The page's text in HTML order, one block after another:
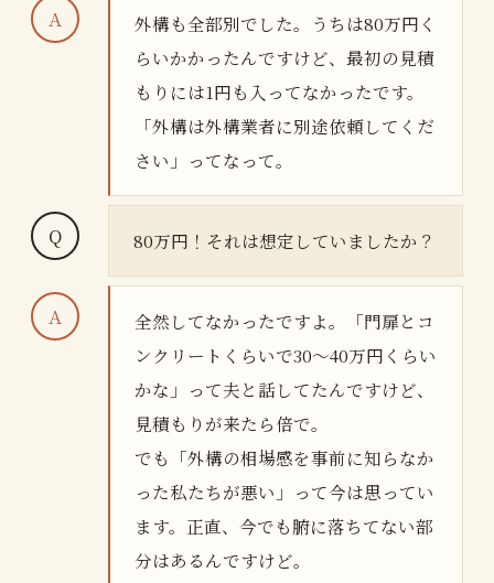
外構も全部別でした。うちは80万円く
らいかかったんですけど、最初の見積
もりには1円も入ってなかったです。
「外構は外構業者に別途依頼してくだ
さい」ってなって。
80万円！それは想定していましたか？
全然してなかったですよ。「門扉とコ
ンクリートくらいで30〜40万円くらい
かな」って夫と話してたんですけど、
見積もりが来たら倍で。
でも「外構の相場感を事前に知らなか
った私たちが悪い」って今は思ってい
ます。正直、今でも腑に落ちてない部
分はあるんですけど。